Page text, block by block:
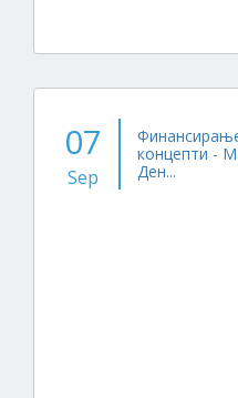
07
Sep
концепти -
Ден...